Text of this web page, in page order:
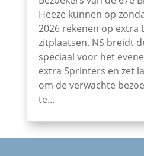
Heeze kunnen op
2026 rekenen op extra
zitplaatsen. NS breidt
speciaal voor het
extra Sprinters en zet
om de verwachte
te...